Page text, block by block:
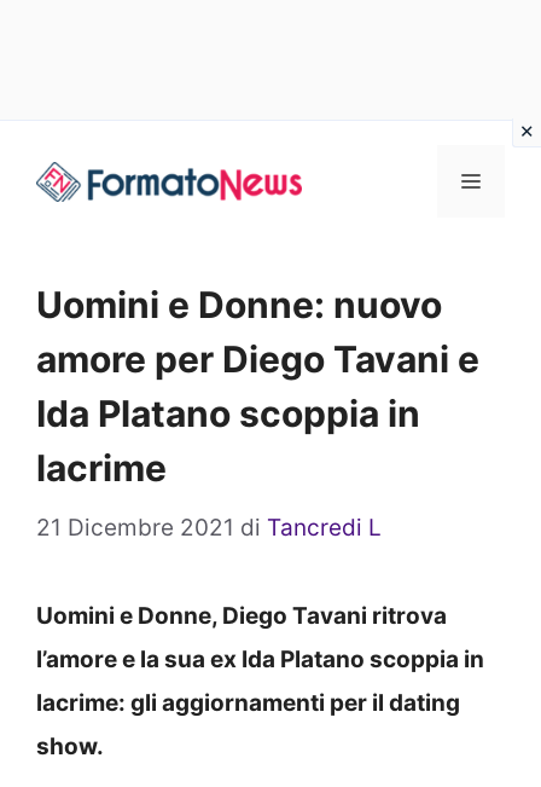
Menu
Uomini e Donne: nuovo
amore per Diego Tavani e
Ida Platano scoppia in
lacrime
21 Dicembre 2021 di Tancredi L
Uomini e Donne, Diego Tavani ritrova
l’amore e la sua ex Ida Platano scoppia in
lacrime: gli aggiornamenti per il dating
show.